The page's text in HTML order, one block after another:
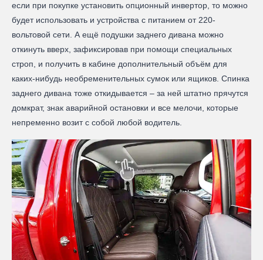
если при покупке установить опционный инвертор, то можно
будет использовать и устройства с питанием от 220-
вольтовой сети. А ещё подушки заднего дивана можно
откинуть вверх, зафиксировав при помощи специальных
строп, и получить в кабине дополнительный объём для
каких-нибудь необременительных сумок или ящиков. Спинка
заднего дивана тоже откидывается – за ней штатно прячутся
домкрат, знак аварийной остановки и все мелочи, которые
непременно возит с собой любой водитель.